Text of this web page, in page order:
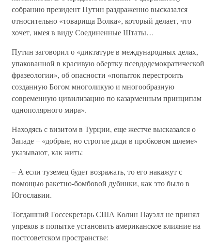
собранию президент Путин раздраженно высказался
относительно «товарища Волка», который делает, что
хочет, имея в виду Соединенные Штаты…
Путин заговорил о «диктатуре в международных делах,
упакованной в красивую обертку псевдодемократической
фразеологии», об опасности «попыток перестроить
созданную Богом многоликую и многообразную
современную цивилизацию по казарменным принципам
однополярного мира».
Находясь с визитом в Турции, еще жестче высказался о
Западе – «добрые, но строгие дяди в пробковом шлеме»
указывают, как жить:
– А если туземец будет возражать, то его накажут с
помощью ракетно-бомбовой дубинки, как это было в
Югославии.
Тогдашний Госсекретарь США Колин Пауэлл не принял
упреков в попытке установить американское влияние на
постсоветском пространстве: